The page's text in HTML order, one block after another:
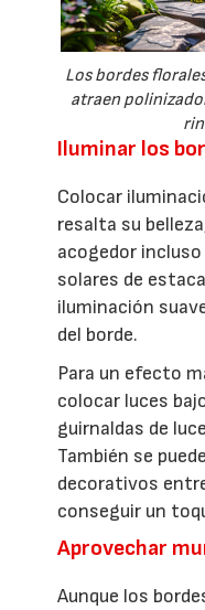
Los bordes
atraen
Iluminar los
Colocar
resalta su
acogedor
solares de
iluminación
del borde.
Para un efecto
colocar luces
guirnaldas de
También se
decorativos
conseguir un
Aprovechar
Aunque los